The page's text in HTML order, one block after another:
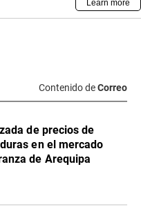
Contenido deCorreo
de precios de
en el mercado
de Arequipa